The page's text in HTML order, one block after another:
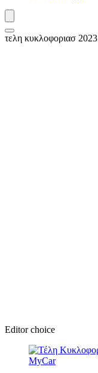
τελη κυκλοφοριασ 2023
Editor choice